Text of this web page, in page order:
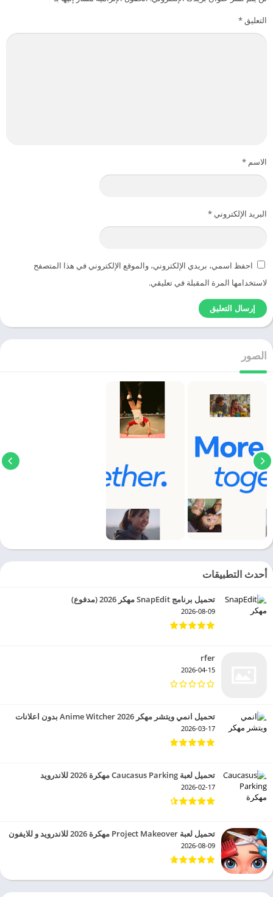
التعليق*
الاسم *
البريد الإلكتروني *
احفظ اسمي، بريدي الإلكتروني، والموقع الإلكتروني في هذا المتصفح
لاستخدامها المرة المقبلة في تعليقي.
الصور
أحدث التطبيقات
تحميل برنامج SnapEdit مهكر 2026 (مدفوع)
2026-08-09
rfer
2026-04-15
تحميل انمي ويتشر مهكر 2026 Anime Witcher بدون اعلانات
2026-03-17
تحميل لعبة Caucasus Parking مهكرة 2026 للاندرويد
2026-02-17
تحميل لعبة Project Makeover مهكرة 2026 للاندرويد و للايفون
2026-08-09